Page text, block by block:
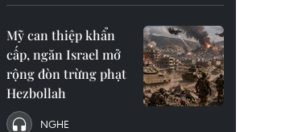
Mỹ can thiệp khẩn
cấp, ngăn Israel mở
rộng đòn trừng phạt
Hezbollah
NGHE